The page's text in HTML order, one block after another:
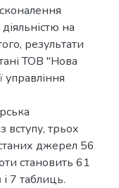
на
результати
ТОВ "Нова
вступу, трьох
джерел 56
становить 61
7 таблиць.